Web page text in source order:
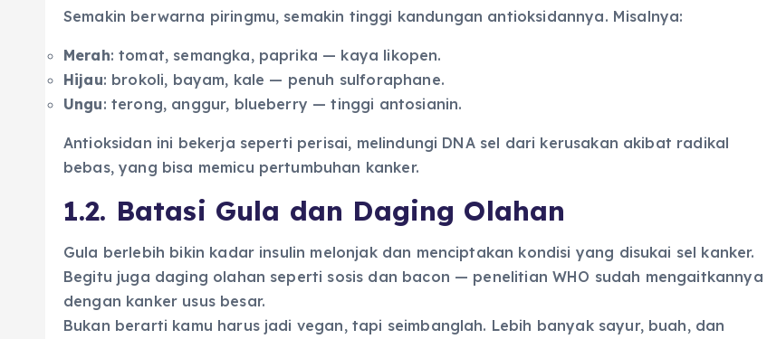
Semakin berwarna piringmu, semakin tinggi kandungan antioksidannya. Misalnya:
Merah: tomat, semangka, paprika — kaya likopen.
Hijau: brokoli, bayam, kale — penuh sulforaphane.
Ungu: terong, anggur, blueberry — tinggi antosianin.
Antioksidan ini bekerja seperti perisai, melindungi DNA sel dari kerusakan akibat radikal
bebas, yang bisa memicu pertumbuhan kanker.
1.2. Batasi Gula dan Daging Olahan
Gula berlebih bikin kadar insulin melonjak dan menciptakan kondisi yang disukai sel kanker.
Begitu juga daging olahan seperti sosis dan bacon — penelitian WHO sudah mengaitkannya
dengan kanker usus besar.
Bukan berarti kamu harus jadi vegan, tapi seimbanglah. Lebih banyak sayur, buah, dan